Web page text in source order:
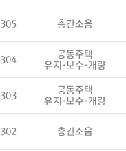
305 층간소음
304
공동주택
유지·보수·개량
303
공동주택
유지·보수·개량
302 층간소음